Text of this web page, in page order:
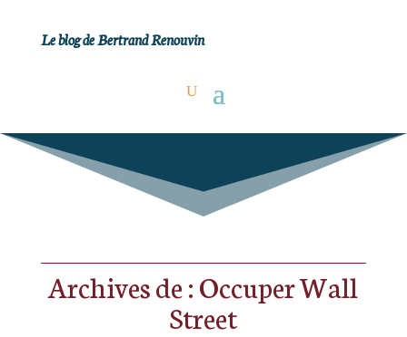
Le blog de Bertrand Renouvin
Archives de : Occuper Wall
Street